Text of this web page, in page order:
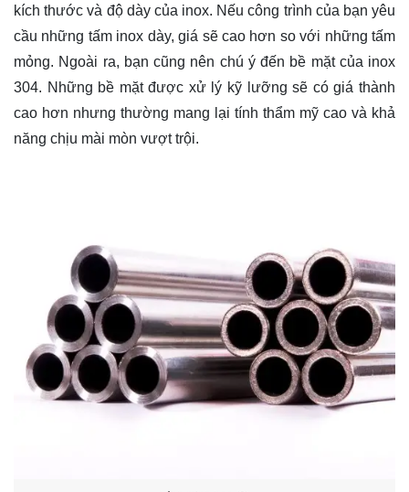
kích thước và độ dày của inox. Nếu công trình của bạn yêu
cầu những tấm inox dày, giá sẽ cao hơn so với những tấm
mỏng. Ngoài ra, bạn cũng nên chú ý đến bề mặt của inox
304. Những bề mặt được xử lý kỹ lưỡng sẽ có giá thành
cao hơn nhưng thường mang lại tính thẩm mỹ cao và khả
năng chịu mài mòn vượt trội.